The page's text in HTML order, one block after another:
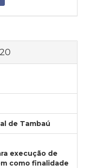
de Tambaú
execução de
como finalidade